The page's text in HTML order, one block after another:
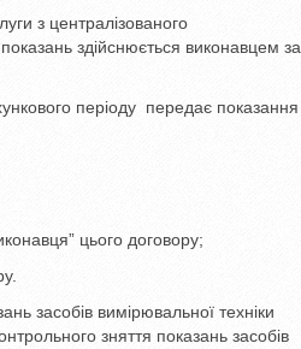
з централізованого
здійснюється виконавцем за
періоду передає показання
цього договору;
засобів вимірювальної техніки
зняття показань засобів